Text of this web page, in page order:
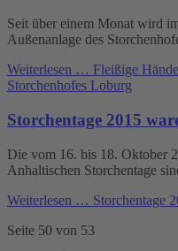
Seit über einem Monat wird
Außenanlage des
Weiterlesen … Fleißige
Storchenhofes Loburg
Storchentage 2015
Die vom 16. bis 18. Oktober
Anhaltischen Storchentage
Weiterlesen … Storchentage
Seite 50 von 53